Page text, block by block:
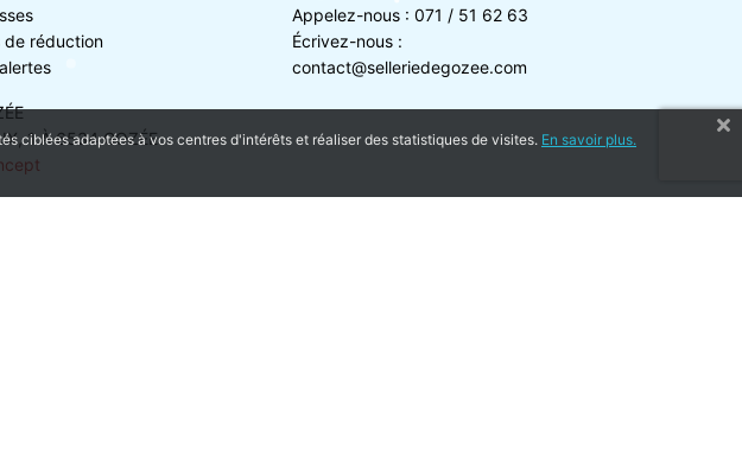
de réduction
Appelez-nous : 071 / 51 62 63
Écrivez-nous :
contact@selleriedegozee.com
1 À 6534 GOZÉE
ciblées adaptées à vos centres d'intérêts et réaliser des statistiques de visites. En savoir plus.